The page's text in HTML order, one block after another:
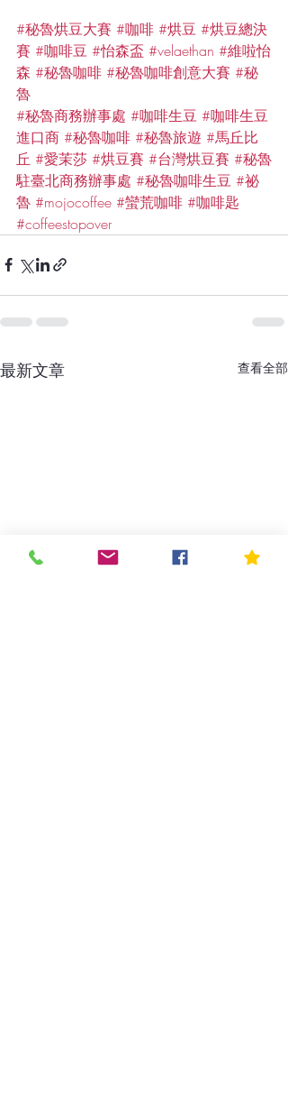
#秘魯烘豆大賽 #咖啡 #烘豆 #烘豆總決
賽 #咖啡豆 #怡森盃 #velaethan #維啦怡
森 #秘魯咖啡 #秘魯咖啡創意大賽 #秘
魯
#秘魯商務辦事處 #咖啡生豆 #咖啡生豆
進口商 #秘魯咖啡 #秘魯旅遊 #馬丘比
丘 #愛茉莎 #烘豆賽 #台灣烘豆賽 #秘魯
駐臺北商務辦事處 #秘魯咖啡生豆 #祕
魯 #mojocoffee #蠻荒咖啡 #咖啡匙
#coffeestopover
最新文章 查看全部